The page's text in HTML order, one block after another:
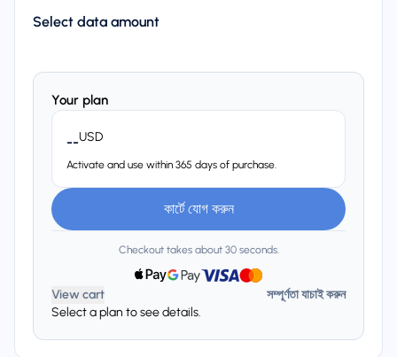
Select data amount
Your plan
--USD
Activate and use within 365 days of purchase.
কার্টে যোগ করুন
Checkout takes about 30 seconds.
View cart
সম্পূর্ণতা যাচাই করুন
Select a plan to see details.